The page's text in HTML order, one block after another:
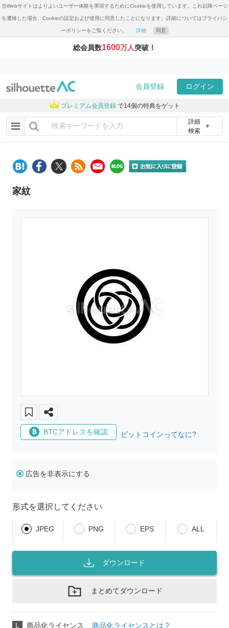
当Webサイトはよりよいユーザー体験を実現するためにCookieを使用しています。これ以降ページ
を遷移した場合、Cookieの設定および使用に同意したことになります。詳細についてはプライバシ
ーポリシーをご覧ください。 詳細 同意
総会員数1600万人突破！
会員登録 ログイン
プレミアム会員登録 で14個の特典をゲット
詳細
検索
▼
家紋
BTCアドレスを確認 ビットコインってなに?
広告を非表示にする
形式を選択してください
JPEG PNG EPS ALL
ダウンロード
まとめてダウンロード
L 商品化ライセンス 商品化ライセンスとは？